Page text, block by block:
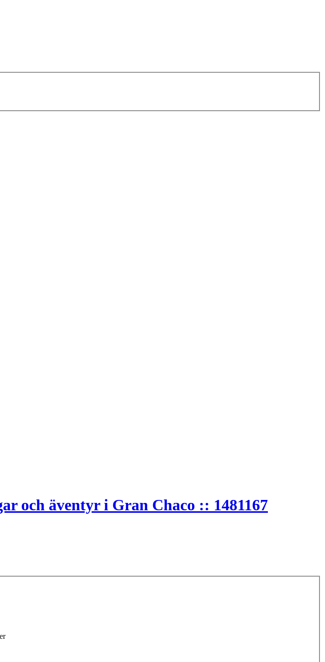
och äventyr i Gran Chaco :: 1481167